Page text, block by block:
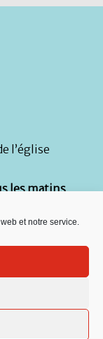
et notre service.
l’église
les matins
jeudi
période
samedis de